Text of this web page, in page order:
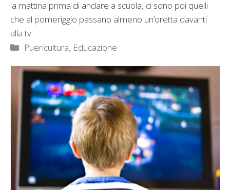
la mattina prima di andare a scuola, ci sono poi quelli
che al pomeriggio passano almeno un’oretta davanti
alla tv.
Categorie
Puericultura, Educazione